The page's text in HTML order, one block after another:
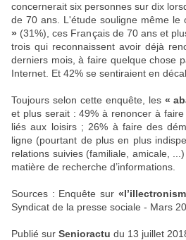
concernerait six personnes sur dix
de 70 ans. L'étude souligne même le
» (31%), ces Français de 70 ans et
trois qui reconnaissent avoir déjà
derniers mois, à faire quelque chose
Internet. Et 42% se sentiraient en
Toujours selon cette enquête, les «
et plus serait : 49% à renoncer à
liés aux loisirs ; 26% à faire des
ligne (pourtant de plus en plus
relations suivies (familiale, amicale,
matière de recherche d’informations.
Sources : Enquête sur
Syndicat de la presse sociale - Mars
Publié sur Senioractu du 13 juillet